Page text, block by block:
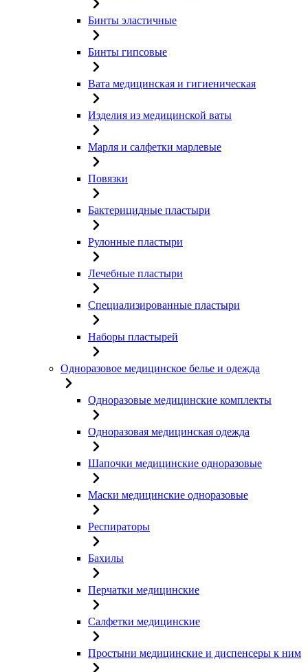
Бинты эластичные
Бинты гипсовые
Вата медицинская и гигиеническая
Изделия из медицинской ваты
Марля и салфетки марлевые
Повязки
Бактерицидные пластыри
Рулонные пластыри
Лечебные пластыри
Специализированные пластыри
Наборы пластырей
Одноразовое медицинское белье и одежда
Одноразовые медицинские комплекты
Одноразовая медицинская одежда
Шапочки медицинские одноразовые
Маски медицинские одноразовые
Респираторы
Бахилы
Перчатки медицинские
Салфетки медицинские
Простыни медицинские и диспенсеры к ним